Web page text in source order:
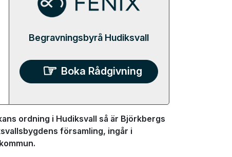
Begravningsbyrå Hudiksvall
Boka Rådgivning
ordning i Hudiksvall så är Björkbergs
församling, ingår i